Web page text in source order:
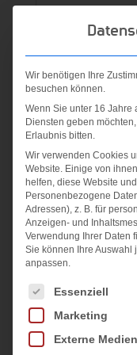
Material:
Polyester-
Ähnliche
Angebot!
Trikot
KA
Wir benötigen Ihre
besuchen können.
Wenn Sie unter 16 Jahre
Diensten geben
Erlaubnis bitten.
Wir verwenden Cookies
Website. Einige von
helfen, diese Website
Personenbezogene
Adressen), z. B. für
Anzeigen- und
Verwendung Ihrer Daten
Sie können Ihre Auswahl
anpassen.
Es folgt eine Liste
Essenziell
Marketing
Externe Medien